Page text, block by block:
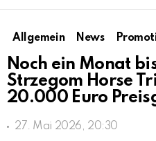
Allgemein News
Noch ein Monat
Strzegom Horse
20.000 Euro
27. Mai 2026, 20:30